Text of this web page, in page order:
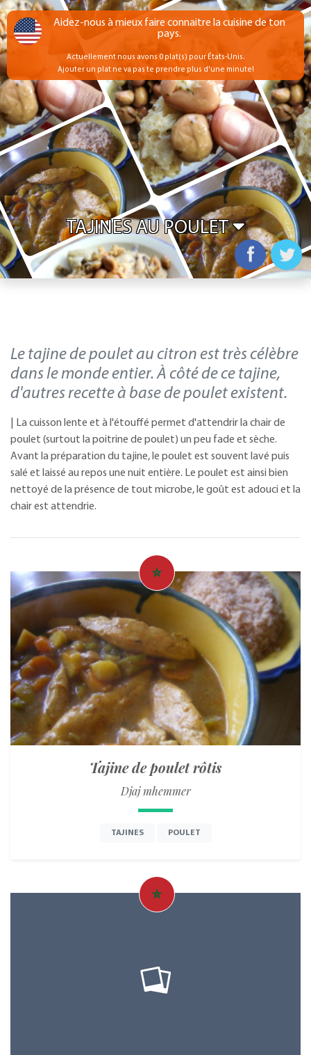
TAJINES AU POULET
Le tajine de poulet au citron est très célèbre
dans le monde entier. À côté de ce tajine,
d'autres recette à base de poulet existent.
| La cuisson lente et à l'étouffé permet d'attendrir la chair de
poulet (surtout la poitrine de poulet) un peu fade et sèche.
Avant la préparation du tajine, le poulet est souvent lavé puis
salé et laissé au repos une nuit entière. Le poulet est ainsi bien
nettoyé de la présence de tout microbe, le goût est adouci et la
chair est attendrie.
Tajine de poulet rôtis
Djaj mhemmer
TAJINES POULET
Aidez-nous à mieux faire connaitre la cuisine de ton
pays.
Actuellement nous avons 0 plat(s) pour États-Unis.
Ajouter un plat ne va pas te prendre plus d'une minute!